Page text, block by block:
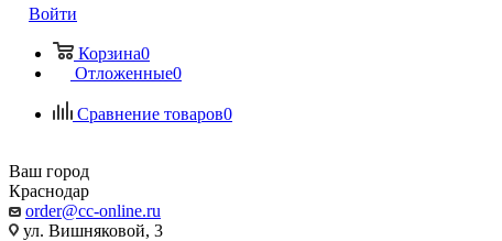
Войти
Корзина0
Отложенные0
Сравнение товаров0
Ваш город
Краснодар
order@cc-online.ru
ул. Вишняковой, 3